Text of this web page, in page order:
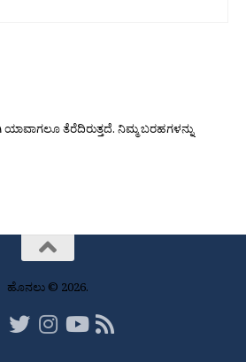
ತೆರೆದಿರುತ್ತದೆ. ನಿಮ್ಮ ಬರಹಗಳನ್ನು
ಹೊನಲು © 2026.